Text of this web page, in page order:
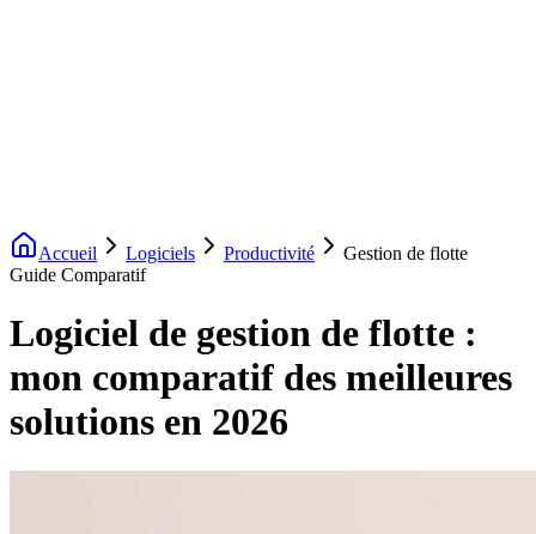
Accueil Logiciels Productivité
Gestion de flotte
Guide Comparatif
Logiciel de gestion de flotte :
mon comparatif des meilleures
solutions en 2026